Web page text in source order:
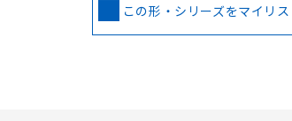
この形・シリーズをマイリ